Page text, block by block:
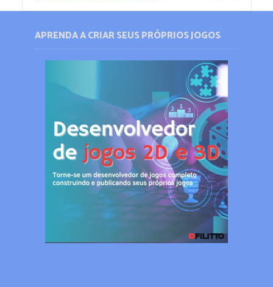
APRENDA A CRIAR SEUS PRÓPRIOS JOGOS